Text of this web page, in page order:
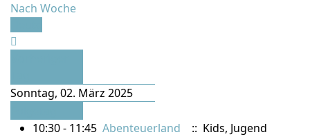
Nach Woche
Sonntag, 02. März 2025
10:30 - 11:45 Abenteuerland :: Kids, Jugend